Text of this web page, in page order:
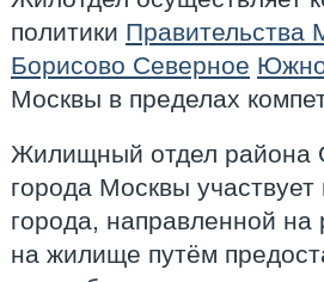
политики Правительства
Борисово Северное
Москвы в пределах
Жилищный отдел
города Москвы
города, направленной
на жилище путём